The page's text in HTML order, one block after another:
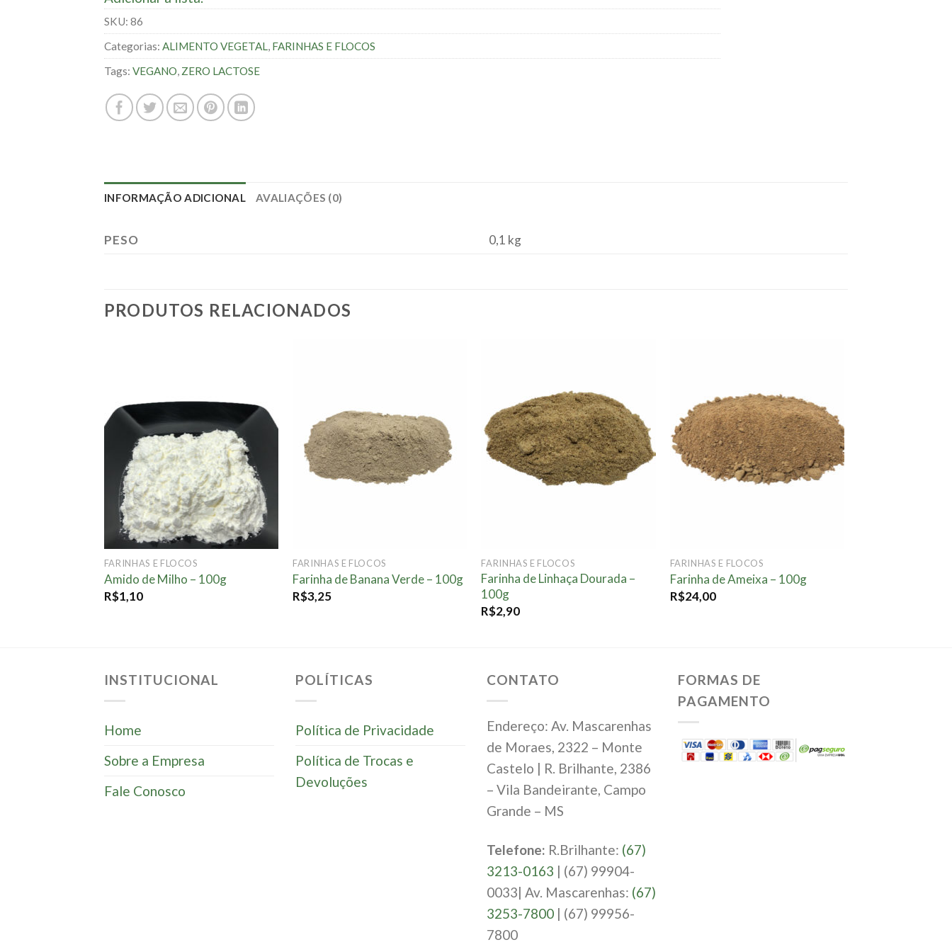
SKU: 86
Categorias: ALIMENTO VEGETAL, FARINHAS E FLOCOS
Tags: VEGANO, ZERO LACTOSE
INFORMAÇÃO ADICIONAL AVALIAÇÕES (0)
PESO 0,1 kg
PRODUTOS RELACIONADOS
FARINHAS E FLOCOS
Amido de Milho – 100g
R$1,10
FARINHAS E FLOCOS
Farinha de Banana Verde – 100g
R$3,25
à lista.
FARINHAS E FLOCOS
Farinha de Linhaça Dourada –
100g
R$2,90
à lista.
FARINHAS E FLOCOS
Farinha de Ameixa – 100g
R$24,00
INSTITUCIONAL
Home
Sobre a Empresa
Fale Conosco
POLÍTICAS
Política de Privacidade
Política de Trocas e
Devoluções
CONTATO
Endereço: Av. Mascarenhas
de Moraes, 2322 – Monte
Castelo | R. Brilhante, 2386
– Vila Bandeirante, Campo
Grande – MS
Telefone: R.Brilhante: (67)
3213-0163 | (67) 99904-
0033| Av. Mascarenhas: (67)
3253-7800 | (67) 99956-
7800
FORMAS DE
PAGAMENTO